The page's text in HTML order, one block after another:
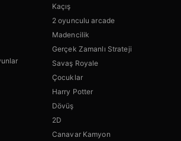
Kaçış
2 oyunculu arcade
Madencilik
Gerçek Zamanlı Strateji
Savaş Royale
Çocuklar
Harry Potter
Dövüş
2D
Canavar Kamyon